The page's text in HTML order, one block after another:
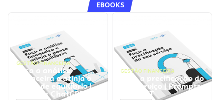
EBOOKS
GESTÃO FINANCEIRA
Faça a análise
financeira e atinja o
ponto de equilíbrio |
Prompts ChatGPT
GESTÃO FINANCEIRA
Faça a precificação do
seu serviço | Prompts
ChatGPT